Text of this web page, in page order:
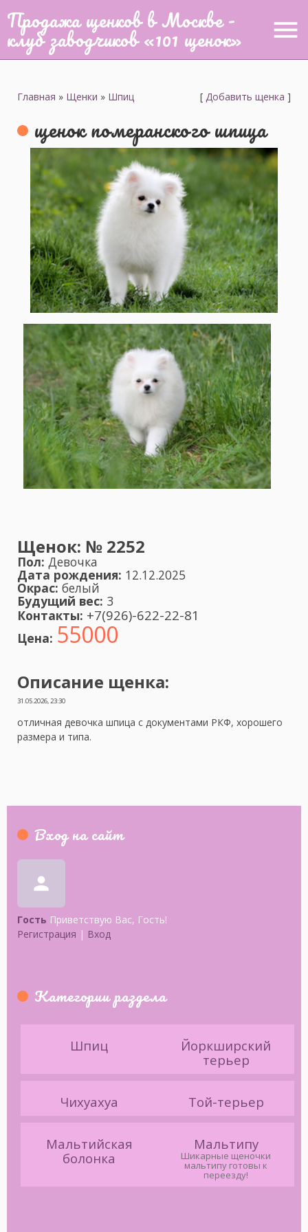
Продажа щенков в Москве -
клуб заводчиков «101 щенок» menu
Главная » Щенки » Шпиц [ Добавить щенка ]
щенок померанского шпица
Щенок: № 2252
Пол: Девочка
Дата рождения: 12.12.2025
Окрас: белый
Будущий вес: 3
Контакты: +7(926)-622-22-81
Цена: 55000
Описание щенка:
31.05.2026, 23:30
отличная девочка шпица с документами РКФ, хорошего
размера и типа.
Вход на сайт
person
Гость Приветствую Вас, Гость!
Регистрация | Вход
Категории раздела
Шпиц
Йоркширский
терьер
Чихуахуа Той-терьер
Мальтийская
болонка
Мальтипу
Шикарные щеночки
мальтипу готовы к
переезду!